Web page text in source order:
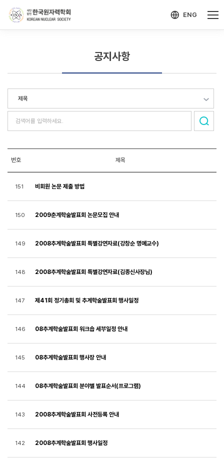
ENG
공지사항
번호 제목
151 비회원 논문 제출 방법
150 2009춘계학술발표회 논문모집 안내
149 2008추계학술발표회 특별강연자료(강창순 명예교수)
148 2008추계학술발표회 특별강연자료(김종신사장님)
147 제41회 정기총회 및 추계학술발표회 행사일정
146 08추계학술발표회 워크숍 세부일정 안내
145 08추계학술발표회 행사장 안내
144 08추계학술발표회 분야별 발표순서(프로그램)
143 2008추계학술발표회 사전등록 안내
142 2008추계학술발표회 행사일정